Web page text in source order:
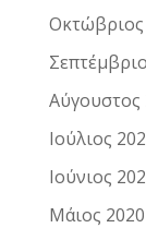
Οκτώβριος
Αύγουστος
Ιούλιος
Ιούνιος
Μάιος 2020